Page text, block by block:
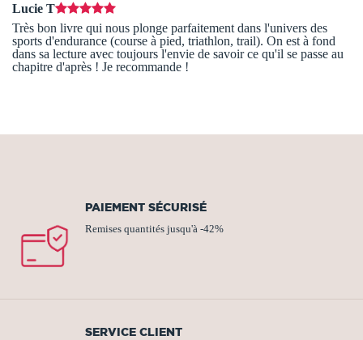
Lucie T
Très bon livre qui nous plonge parfaitement dans l'univers des
sports d'endurance (course à pied, triathlon, trail). On est à fond
dans sa lecture avec toujours l'envie de savoir ce qu'il se passe au
chapitre d'après ! Je recommande !
PAIEMENT SÉCURISÉ
Remises quantités jusqu'à -42%
SERVICE CLIENT